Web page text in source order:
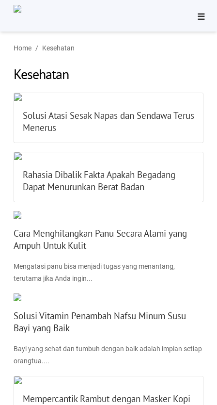
☰
Bisnis
Pinjaman
Tutorial
Aplikasi
Home Kesehatan
Kesehatan
Solusi Atasi Sesak Napas dan Sendawa Terus
Menerus
Rahasia Dibalik Fakta Apakah Begadang
Dapat Menurunkan Berat Badan
Cara Menghilangkan Panu Secara Alami yang
Ampuh Untuk Kulit
Mengatasi panu bisa menjadi tugas yang menantang,
terutama jika Anda ingin...
Solusi Vitamin Penambah Nafsu Minum Susu
Bayi yang Baik
Bayi yang sehat dan tumbuh dengan baik adalah impian setiap
orangtua....
Mempercantik Rambut dengan Masker Kopi